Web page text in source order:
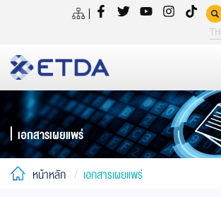
TH
เอกสารเผยแพร่
หน้าหลัก เอกสารเผยแพร่